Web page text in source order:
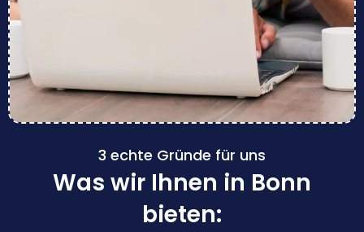
3 echte Gründe für uns
Was wir Ihnen in Bonn
bieten: